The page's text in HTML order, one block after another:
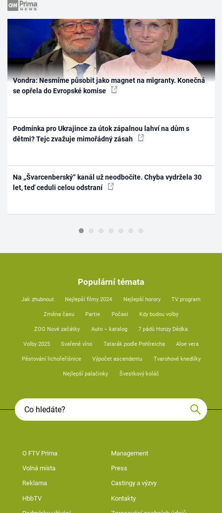
Vondra: Nesmíme působit jako magnet na migranty. Konečná
se opřela do Evropské komise
Podmínka pro Ukrajince za útok zápalnou lahví na dům s
dětmi? Tejc zvažuje mimořádný zásah
Na „Švarcenberský“ kanál už neodbočíte. Chyba vydržela 30
let, teď ceduli celou odstraní
Populární témata
Jak zhubnout Nejlepší filmy 2024 Nejlepší horory TV program
Změna času Partie Počasí Kdy budou volby
ZOO Nové začátky Auto – katalog 7 pádů Honzy Dědka
Volby 2025 Svařené víno Tatarák podle Pohlreicha Aloe vera
Pěstování lichořeřišnice Výpočet ascendentu Tvarohové knedlíky
Nejlepší palačinky Švestkový koláč
O FTV Prima Management
Volná místa Press
Reklama Castingy a výzvy
HbbTV Kontakty